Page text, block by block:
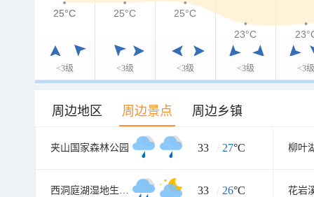
<3级 <3级 <3级 <3级 <3级
25°C
25°C 25°C
25°C
23°C
周边地区 周边景点 周边乡镇
夹山国家森林公园 33 / 27°C 柳叶
西洞庭湖湿地生态旅游风景区 33 / 26°C